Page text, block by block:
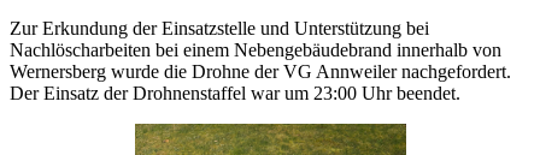
Zur Erkundung der Einsatzstelle und Unterstützung bei
Nachlöscharbeiten bei einem Nebengebäudebrand innerhalb von
Wernersberg wurde die Drohne der VG Annweiler nachgefordert.
Der Einsatz der Drohnenstaffel war um 23:00 Uhr beendet.